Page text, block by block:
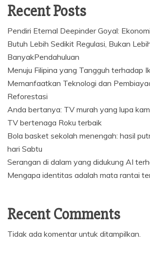
Recent Posts
Pendiri Eternal Deepinder Goyal:
Butuh Lebih Sedikit Regulasi, Bukan
BanyakPendahuluan
Menuju Filipina yang Tangguh terhadap
Memanfaatkan Teknologi dan
Reforestasi
Anda bertanya: TV murah yang lupa
TV bertenaga Roku terbaik
Bola basket sekolah menengah: hasil
hari Sabtu
Serangan di dalam yang didukung AI
Mengapa identitas adalah mata rantai
Recent Comments
Tidak ada komentar untuk ditampilkan.